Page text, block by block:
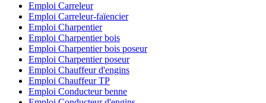
Emploi Carreleur
Emploi Carreleur-faïencier
Emploi Charpentier
Emploi Charpentier bois
Emploi Charpentier bois poseur
Emploi Charpentier poseur
Emploi Chauffeur d'engins
Emploi Chauffeur TP
Emploi Conducteur benne